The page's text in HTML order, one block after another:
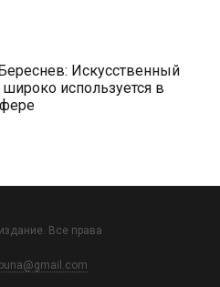
Искусственный
широко используется в
Все права